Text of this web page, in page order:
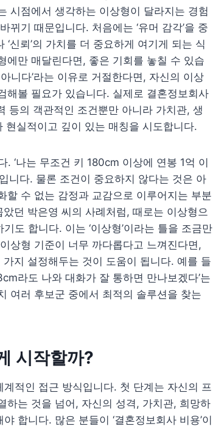
시점에서 생각하는 이상형이 달라지는 경험
기 때문입니다. 처음에는 ‘유머 감각’을 중
‘신뢰’의 가치를 더 중요하게 여기게 되는 식
에만 매달린다면, 좋은 기회를 놓칠 수 있습
니다’라는 이유로 거절한다면, 자신의 이상
해볼 필요가 있습니다. 실제로 결혼정보회사
등의 객관적인 조건뿐만 아니라 가치관, 생
실적이고 깊이 있는 매칭을 시도합니다.
. ‘나는 무조건 키 180cm 이상에 연봉 1억 이
니다. 물론 조건이 중요하지 않다는 것은 아
할 수 없는 감정과 교감으로 이루어지는 부분
던 박은영 씨의 사례처럼, 때로는 이상형으
도 합니다. 이는 ‘이상형’이라는 틀을 조금만
상형 기준이 너무 까다롭다고 느껴진다면,
가지 설정해두는 것이 도움이 됩니다. 예를 들
라도 나와 대화가 잘 통하면 만나보겠다’는
여러 후보군 중에서 최적의 솔루션을 찾는
시작할까?
적인 접근 방식입니다. 첫 단계는 자신의 프
하는 것을 넘어, 자신의 성격, 가치관, 희망하
합니다. 많은 분들이 ‘결혼정보회사 비용’이